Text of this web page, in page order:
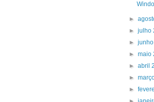
►
►julho
►
►maio
►abril
►
►